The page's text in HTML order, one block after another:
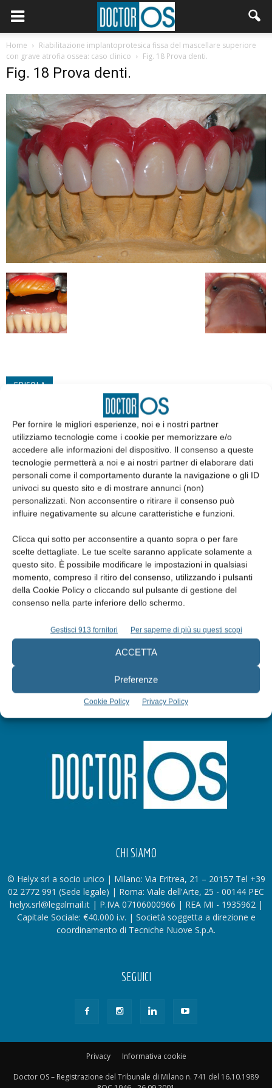
Per fornire le migliori esperienze, noi e i nostri partner
utilizziamo tecnologie come i cookie per memorizzare e/o
accedere alle informazioni del dispositivo. Il consenso a queste
tecnologie permetterà a noi e ai nostri partner di elaborare dati
personali come il comportamento durante la navigazione o gli ID
univoci su questo sito e di mostrare annunci (non)
personalizzati. Non acconsentire o ritirare il consenso può
influire negativamente su alcune caratteristiche e funzioni.
Clicca qui sotto per acconsentire a quanto sopra o per fare
scelte dettagliate. Le tue scelte saranno applicate solamente a
questo sito. È possibile modificare le impostazioni in qualsiasi
momento, compreso il ritiro del consenso, utilizzando i pulsanti
della Cookie Policy o cliccando sul pulsante di gestione del
consenso nella parte inferiore dello schermo.
Gestisci 913 fornitori Per saperne di più su questi scopi
ACCETTA
Preferenze
Cookie Policy Privacy Policy
Home
Riabilitazione implantoprotesica fissa del mascellare superiore
con grave atrofia ossea: caso clinico
Fig. 18 Prova denti.
Fig. 18 Prova denti.
EDICOLA
Edicola web
Abbonati
Iscriviti alla newsletter
CHI SIAMO
© Helyx srl a socio unico | Milano: Via Eritrea, 21 – 20157 Tel +39
02 2772 991 (Sede legale) | Roma: Viale dell'Arte, 25 - 00144 PEC
helyx.srl@legalmail.it | P.IVA 07106000966 | REA MI - 1935962 |
Capitale Sociale: €40.000 i.v. | Società soggetta a direzione e
coordinamento di Tecniche Nuove S.p.A.
SEGUICI
Privacy
Informativa cookie
Doctor OS – Registrazione del Tribunale di Milano n. 741 del 16.10.1989